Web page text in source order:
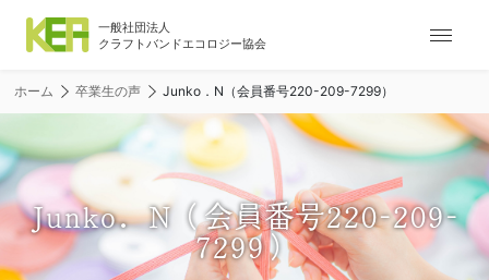
ナ
ー
シ
ョ
ン
メ
ニ
ー
ホーム 卒業生の声 Junko．N（会員番号220-209-7299）
Junko．N（会員番号220-209-
7299）